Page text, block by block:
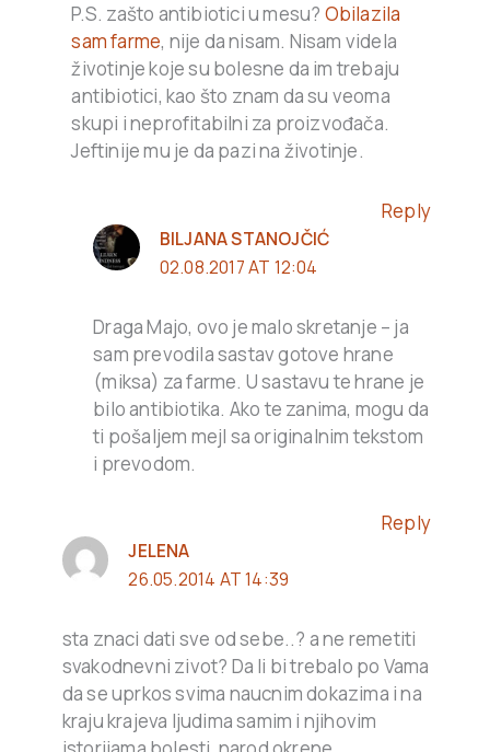
P.S. zašto antibiotici u mesu? Obilazila
sam farme, nije da nisam. Nisam videla
životinje koje su bolesne da im trebaju
antibiotici, kao što znam da su veoma
skupi i neprofitabilni za proizvođača.
Jeftinije mu je da pazi na životinje.
Reply
BILJANA STANOJČIĆ
02.08.2017 AT 12:04
Draga Majo, ovo je malo skretanje – ja
sam prevodila sastav gotove hrane
(miksa) za farme. U sastavu te hrane je
bilo antibiotika. Ako te zanima, mogu da
ti pošaljem mejl sa originalnim tekstom
i prevodom.
Reply
JELENA
26.05.2014 AT 14:39
sta znaci dati sve od sebe..? a ne remetiti
svakodnevni zivot? Da li bi trebalo po Vama
da se uprkos svima naucnim dokazima i na
kraju krajeva ljudima samim i njihovim